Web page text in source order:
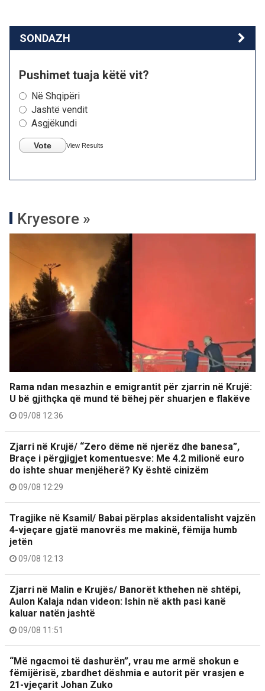
SONDAZH
Pushimet tuaja këtë vit?
Në Shqipëri
Jashtë vendit
Asgjëkundi
Vote View Results
Kryesore »
Rama ndan mesazhin e emigrantit për zjarrin në Krujë:
U bë gjithçka që mund të bëhej për shuarjen e flakëve
09/08 12:36
Zjarri në Krujë/ “Zero dëme në njerëz dhe banesa”,
Braçe i përgjigjet komentuesve: Me 4.2 milionë euro
do ishte shuar menjëherë? Ky është cinizëm
09/08 12:29
Tragjike në Ksamil/ Babai përplas aksidentalisht vajzën
4-vjeçare gjatë manovrës me makinë, fëmija humb
jetën
09/08 12:13
Zjarri në Malin e Krujës/ Banorët kthehen në shtëpi,
Aulon Kalaja ndan videon: Ishin në akth pasi kanë
kaluar natën jashtë
09/08 11:51
“Më ngacmoi të dashurën”, vrau me armë shokun e
fëmijërisë, zbardhet dëshmia e autorit për vrasjen e
21-vjeçarit Johan Zuko